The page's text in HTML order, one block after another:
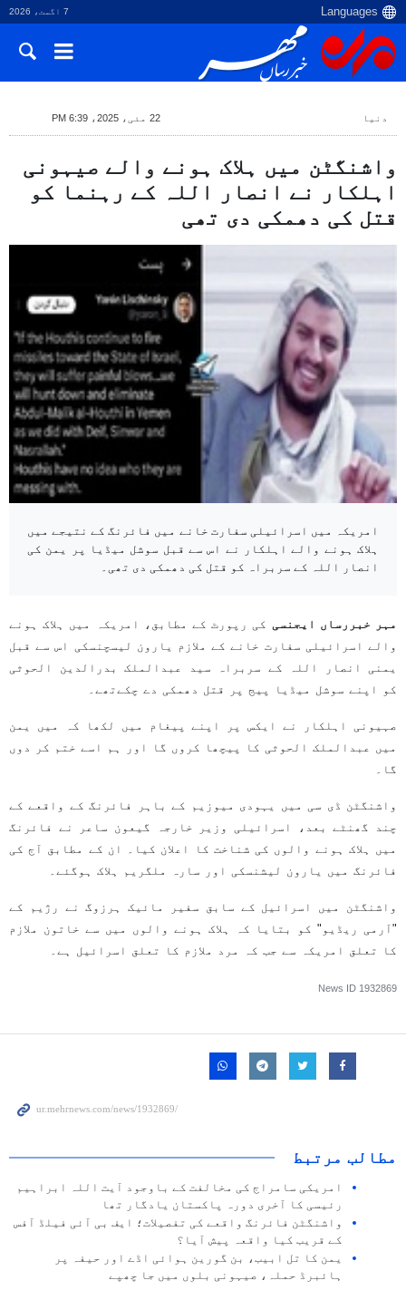
7 اگست، 2026
دنیا 22 مئی، 2025، 6:39 PM
واشنگٹن میں ہلاک ہونے والے صیہونی
اہلکار نے انصار اللہ کے رہنما کو
قتل کی دھمکی دی تھی
امریکہ میں اسرائیلی سفارت خانے میں فائرنگ کے نتیجے میں
ہلاک ہونے والے اہلکار نے اس سے قبل سوشل میڈیا پر یمن کی
انصار اللہ کے سربراہ کو قتل کی دھمکی دی تھی۔
مہر خبررساں ایجنسی کی رپورٹ کے مطابق، امریکہ میں ہلاک ہونے
والے اسرائیلی سفارت خانے کے ملازم یارون لیسچنسکی اس سے قبل
یمنی انصار اللہ کے سربراہ سید عبدالملک بدرالدین الحوثی
کو اپنے سوشل میڈیا پیج پر قتل دھمکی دے چکےتھے۔
صہیونی اہلکار نے ایکس پر اپنے پیغام میں لکھا کہ میں یمن
میں عبدالملک الحوثی کا پیچھا کروں گا اور ہم اسے ختم کر دوں
گا۔
واشنگٹن ڈی سی میں یہودی میوزیم کے باہر فائرنگ کے واقعے کے
چند گھنٹے بعد، اسرائیلی وزیر خارجہ گیعون ساعر نے فائرنگ
میں ہلاک ہونے والوں کی شناخت کا اعلان کیا۔ ان کے مطابق آج کی
فائرنگ میں یارون لیشنسکی اور سارہ ملگریم ہلاک ہوگئے۔
واشنگٹن میں اسرائیل کے سابق سفیر مائیک ہرزوگ نے ​​رژیم کے
"آرمی ریڈیو" کو بتایا کہ ہلاک ہونے والوں میں سے خاتون ملازم
کا تعلق امریکہ سے جب کہ مرد ملازم کا تعلق اسرائیل ہے۔
News ID 1932869
مطالب مرتبط
امریکی سامراج کی مخالفت کے باوجود آیت اللہ ابراہیم
رئیسی کا آخری دورہ پاکستان یادگار تھا
واشنگٹن فائرنگ واقعے کی تفصیلات؛ ایف بی آئی فیلڈ آفس
کے قریب کیا واقعہ پیش آیا؟
یمن کا تل ابیب، بن گورین ہوائی اڈے اور حیفہ پر
ہائبرڈ حملہ، صیہونی بلوں میں جا چھپے